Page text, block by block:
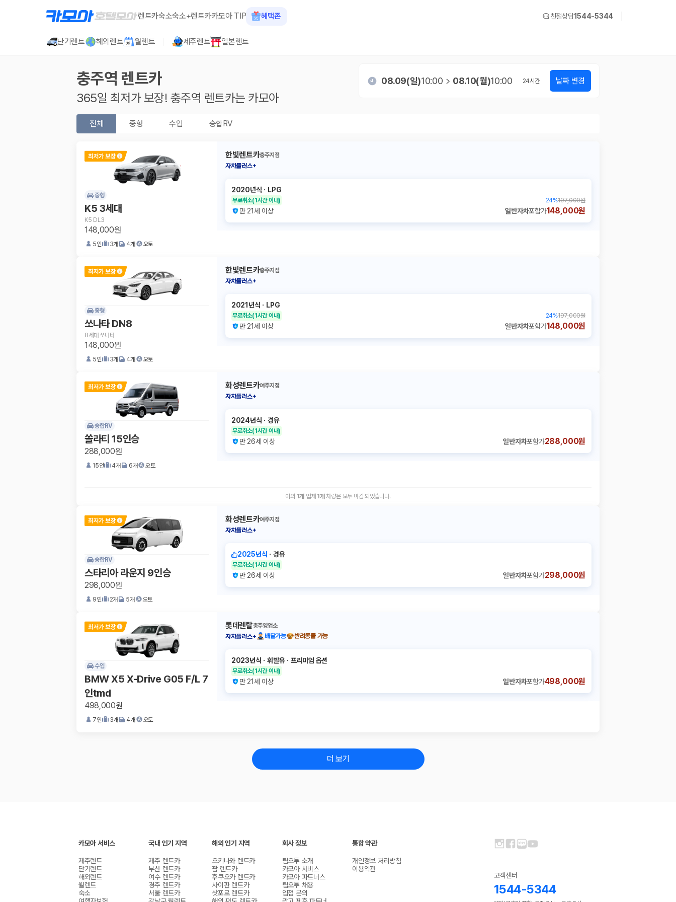
렌트카숙소숙소+렌트카카모아 TIP 혜택존 친절상담1544-5344
단기렌트 해외렌트 월렌트 제주렌트 일본렌트
충주역 렌트카
365일 최저가 보장! 충주역 렌트카는 카모아
08.09(일)10:00 08.10(월)10:00 24시간 날짜 변경
전체 중형 수입 승합RV
중형
K5 3세대
K5 DL3
148,000원
5인 3개 4개 오토
한빛렌트카충주지점
자차플러스+
2020년식 ㆍ LPG
무료취소(1시간 이내) 24%197,000원
만 21세 이상 일반자차포함가148,000원
중형
쏘나타 DN8
8세대 쏘나타
148,000원
5인 3개 4개 오토
한빛렌트카충주지점
자차플러스+
2021년식 ㆍ LPG
무료취소(1시간 이내) 24%197,000원
만 21세 이상 일반자차포함가148,000원
승합RV
쏠라티 15인승
288,000원
15인 4개 6개 오토
화성렌트카여주지점
자차플러스+
2024년식 ㆍ경유
무료취소(1시간 이내)
만 26세 이상 일반자차포함가288,000원
이외 1개 업체 1 개 차량은 모두 마감 되었습니다.
승합RV
스타리아 라운지 9인승
298,000원
9인 2개 5개 오토
화성렌트카여주지점
자차플러스+
2025년식 ㆍ경유
무료취소(1시간 이내)
만 26세 이상 일반자차포함가298,000원
수입
BMW X5 X-Drive G05 F/L 7
인tmd
498,000원
7인 3개 4개 오토
롯데렌탈충주영업소
자차플러스+
배달가능 반려동물 가능
2023년식 ㆍ휘발유ㆍ 프리미엄 옵션
무료취소(1시간 이내)
만 21세 이상 일반자차포함가498,000원
더 보기
카모아 서비스
제주렌트
단기렌트
해외렌트
월렌트
숙소
국내 인기 지역
제주 렌트카
부산 렌트카
여수 렌트카
경주 렌트카
서울 렌트카
해외 인기 지역
오키나와 렌트카
괌 렌트카
후쿠오카 렌트카
사이판 렌트카
삿포로 렌트카
회사 정보
팀오투 소개
카모아 서비스
카모아 파트너스
팀오투 채용
입점 문의
통합 약관
개인정보 처리방침
이용약관
고객센터
1544-5344